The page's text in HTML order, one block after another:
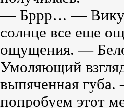
— Бррр… — Вику
солнце все еще
ощущения. —
Умоляющий
выпяченная
попробуем этот